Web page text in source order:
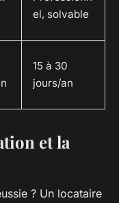
el, solvable
15 à 30
jours/an
et la
? Un locataire